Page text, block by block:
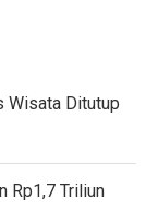
Wisata Ditutup
Rp1,7 Triliun